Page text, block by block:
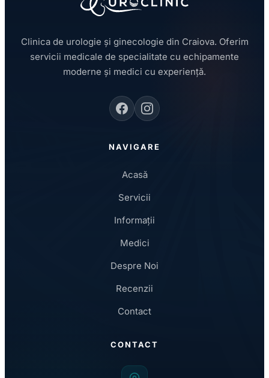
Clinica de urologie și ginecologie din Craiova. Oferim
servicii medicale de specialitate cu echipamente
moderne și medici cu experiență.
NAVIGARE
Acasă
Servicii
Informații
Medici
Despre Noi
Recenzii
Contact
CONTACT